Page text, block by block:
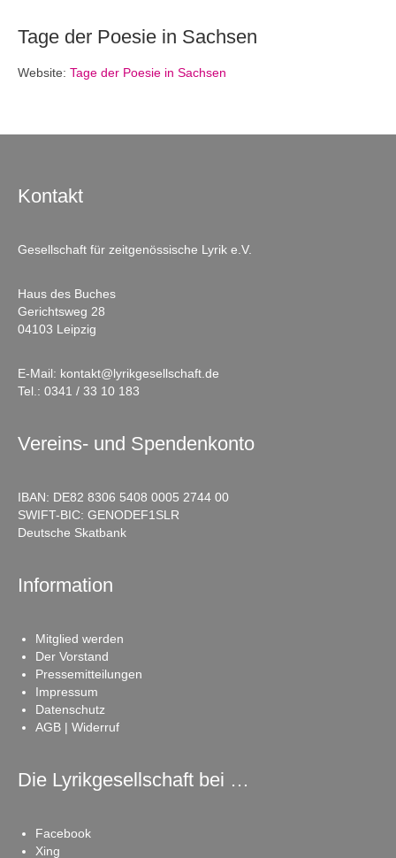
Tage der Poesie in Sachsen
Website: Tage der Poesie in Sachsen
Kontakt
Gesellschaft für zeitgenössische Lyrik e.V.
Haus des Buches
Gerichtsweg 28
04103 Leipzig
E-Mail: kontakt@lyrikgesellschaft.de
Tel.: 0341 / 33 10 183
Vereins- und Spendenkonto
IBAN: DE82 8306 5408 0005 2744 00
SWIFT-BIC: GENODEF1SLR
Deutsche Skatbank
Information
Mitglied werden
Der Vorstand
Pressemitteilungen
Impressum
Datenschutz
AGB | Widerruf
Die Lyrikgesellschaft bei …
Facebook
Xing